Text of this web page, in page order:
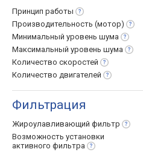
Принцип работы
Производительность (мотор)
Минимальный уровень шума
Максимальный уровень шума
Количество скоростей
Количество двигателей
Фильтрация
Жироулавливающий фильтр
Возможность установки
активного фильтра